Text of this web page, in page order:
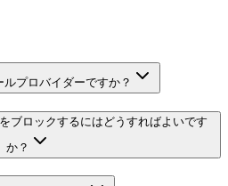
プロバイダーですか？
ブロックするにはどうすればよいです
か？